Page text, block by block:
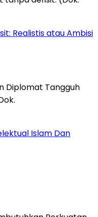
Realistis atau Ambisi
Islam Dan